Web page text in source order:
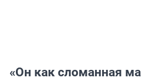
«Он как сломанная